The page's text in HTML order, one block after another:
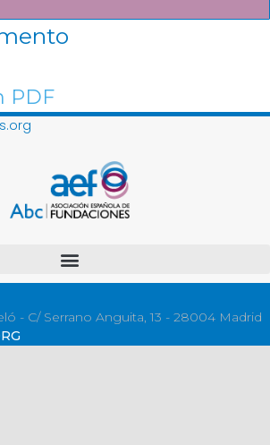
PDF
- C/ Serrano Anguita, 13 - 28004 Madrid